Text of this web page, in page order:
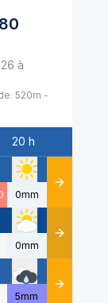
à
520m -
20 h
0mm Détails
0mm Détails
5mm Détails